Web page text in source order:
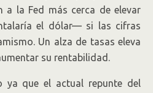
a la Fed más cerca de elevar
el dólar— si las cifras
Un alza de tasas eleva
su rentabilidad.
ya que el actual repunte del